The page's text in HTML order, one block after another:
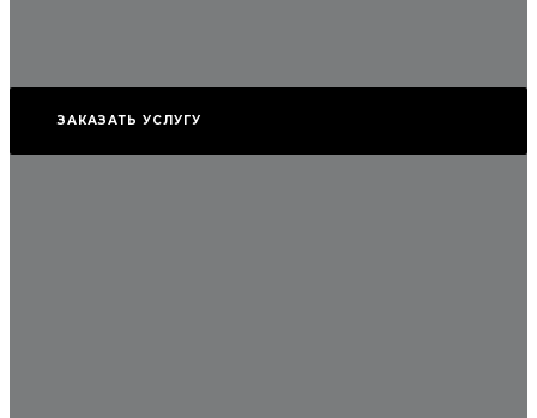
ЗАКАЗАТЬ УСЛУГУ